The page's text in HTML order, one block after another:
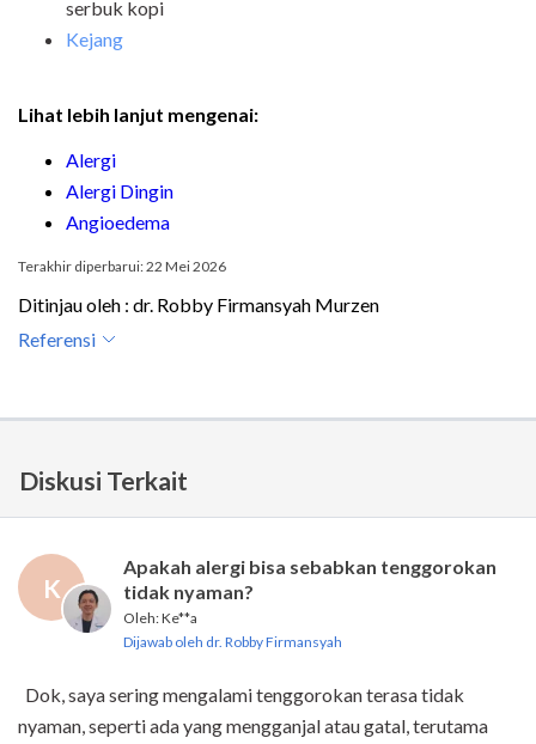
serbuk kopi
Kejang
Lihat lebih lanjut mengenai:
Alergi
Alergi Dingin
Angioedema
Terakhir diperbarui: 22 Mei 2026